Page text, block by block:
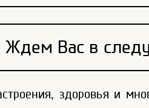
Ждем Вас в
здоровья и